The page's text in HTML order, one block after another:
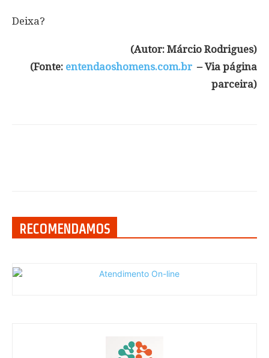
Deixa?
(Autor: Márcio Rodrigues)
(Fonte: entendaoshomens.com.br –Via página
parceira)
RECOMENDAMOS